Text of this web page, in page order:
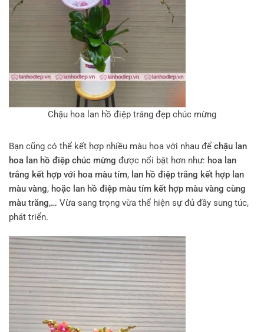
Chậu hoa lan hồ điệp tráng đẹp chúc mừng
Bạn cũng có thể kết hợp nhiều màu hoa với nhau để chậu lan
hoa lan hồ điệp chúc mừng được nổi bật hơn như: hoa lan
trắng kết hợp với hoa màu tím, lan hồ điệp trắng kết hợp lan
màu vàng, hoặc lan hồ điệp màu tím kết hợp màu vàng cùng
màu trắng,… Vừa sang trọng vừa thể hiện sự đủ đầy sung túc,
phát triển.